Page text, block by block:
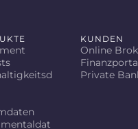
KUNDEN
Online
Private